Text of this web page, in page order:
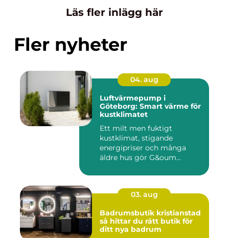
Läs fler inlägg här
Fler nyheter
04. aug
Luftvärmepump i
Göteborg: Smart värme för
kustklimatet
Ett milt men fuktigt
kustklimat, stigande
energipriser och många
äldre hus gör G&oum...
03. aug
Badrumsbutik kristianstad
så hittar du rätt butik för
ditt nya badrum